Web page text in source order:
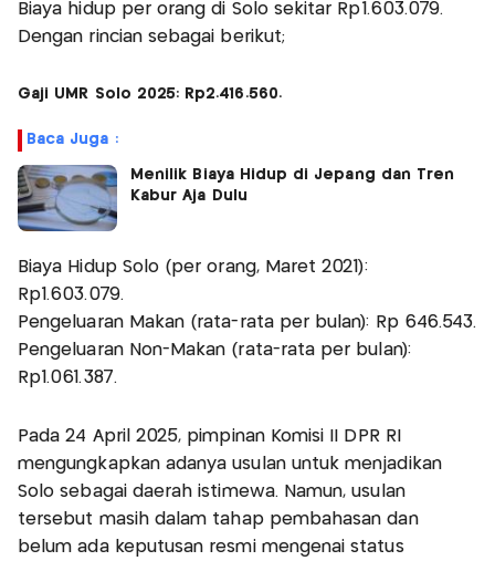
Biaya hidup per orang di Solo sekitar Rp1.603.079.
Dengan rincian sebagai berikut;
Gaji UMR Solo 2025: Rp2.416.560.
Baca Juga :
Menilik Biaya Hidup di Jepang dan Tren
Kabur Aja Dulu
Biaya Hidup Solo (per orang, Maret 2021):
Rp1.603.079.
Pengeluaran Makan (rata-rata per bulan): Rp 646.543.
Pengeluaran Non-Makan (rata-rata per bulan):
Rp1.061.387.
Pada 24 April 2025, pimpinan Komisi II DPR RI
mengungkapkan adanya usulan untuk menjadikan
Solo sebagai daerah istimewa. Namun, usulan
tersebut masih dalam tahap pembahasan dan
belum ada keputusan resmi mengenai status